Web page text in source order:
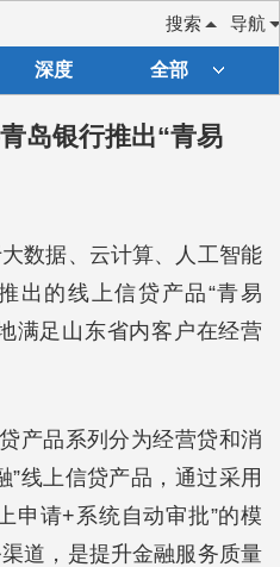
导航
搜索
深度 全部
岛银行推出“青易
数据、云计算、人工智能
出的线上信贷产品“青易
满足山东省内客户在经营
产品系列分为经营贷和消
”线上信贷产品，通过采用
申请+系统自动审批”的模
道，是提升金融服务质量